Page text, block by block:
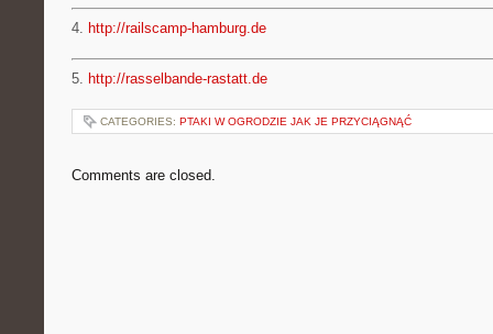
4. http://railscamp-hamburg.de
5. http://rasselbande-rastatt.de
CATEGORIES: PTAKI W OGRODZIE JAK JE PRZYCIĄGNĄĆ
Comments are closed.